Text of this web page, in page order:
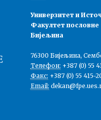
Универзитет и
Факултет пословне
Бијељина
76300 Бијељина,
Телефон: +387 (0) 55
Факс: +387 (0) 55 415-
Email: